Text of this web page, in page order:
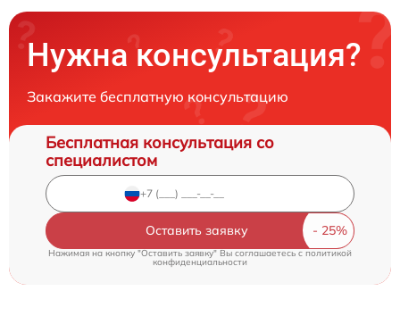
Нужна консультация?
Закажите бесплатную консультацию
Бесплатная консультация со
специалистом
Оставить заявку
Нажимая на кнопку "Оставить заявку" Вы соглашаетесь cполитикой
конфиденциальности